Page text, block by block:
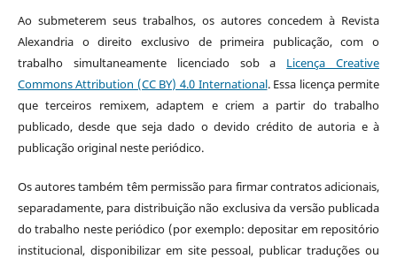
Ao submeterem seus trabalhos, os autores concedem à Revista
Alexandria o direito exclusivo de primeira publicação, com o
trabalho simultaneamente licenciado sob a Licença Creative
Commons Attribution (CC BY) 4.0 International. Essa licença permite
que terceiros remixem, adaptem e criem a partir do trabalho
publicado, desde que seja dado o devido crédito de autoria e à
publicação original neste periódico.
Os autores também têm permissão para firmar contratos adicionais,
separadamente, para distribuição não exclusiva da versão publicada
do trabalho neste periódico (por exemplo: depositar em repositório
institucional, disponibilizar em site pessoal, publicar traduções ou